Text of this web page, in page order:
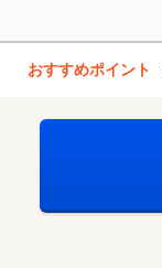
おすすめポイント